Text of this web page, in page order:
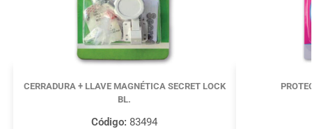
CERRADURA + LLAVE MAGNÉTICA SECRET LOCK
BL.
Código: 83494